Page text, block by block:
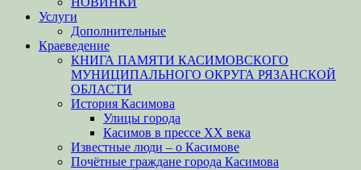
Услуги
Дополнительные
Краеведение
КНИГА ПАМЯТИ КАСИМОВСКОГО
МУНИЦИПАЛЬНОГО ОКРУГА РЯЗАНСКОЙ
ОБЛАСТИ
История Касимова
Улицы города
Касимов в прессе XX века
Известные люди – о Касимове
Почётные граждане города Касимова